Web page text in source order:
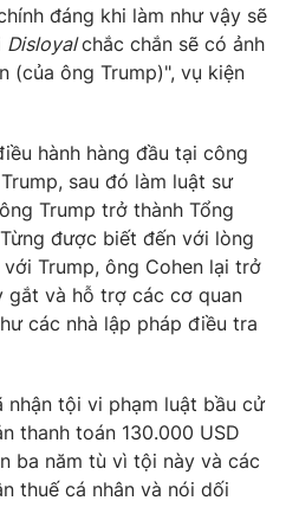
thức nếu không có sự chấp
VTV.vn khi phát hành lại
đáng khi làm như vậy sẽ
Disloyalchắc chắn sẽ có ảnh
(của ông Trump)", vụ kiện
hành hàng đầu tại công
sau đó làm luật sư
Trump trở thành Tổng
được biết đến với lòng
Trump, ông Cohen lại trở
gắt và hỗ trợ các cơ quan
các nhà lập pháp điều tra
nhận tội vi phạm luật bầu cử
thanh toán 130.000 USD
ba năm tù vì tội này và các
thuế cá nhân và nói dối